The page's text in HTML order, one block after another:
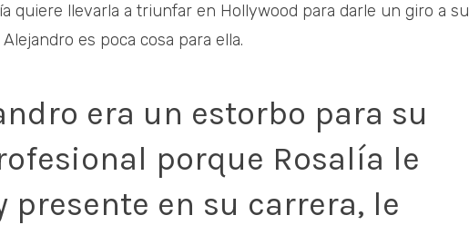
quiere llevarla a triunfar en Hollywood para darle un giro a su
es poca cosa para ella.
era un estorbo para su
porque Rosalía le
presente en su carrera, le